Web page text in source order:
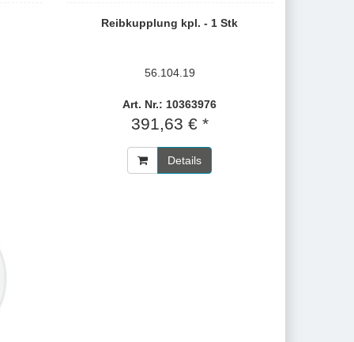
Reibkupplung kpl. - 1 Stk
56.104.19
Art. Nr.: 10363976
391,63 € *
Details